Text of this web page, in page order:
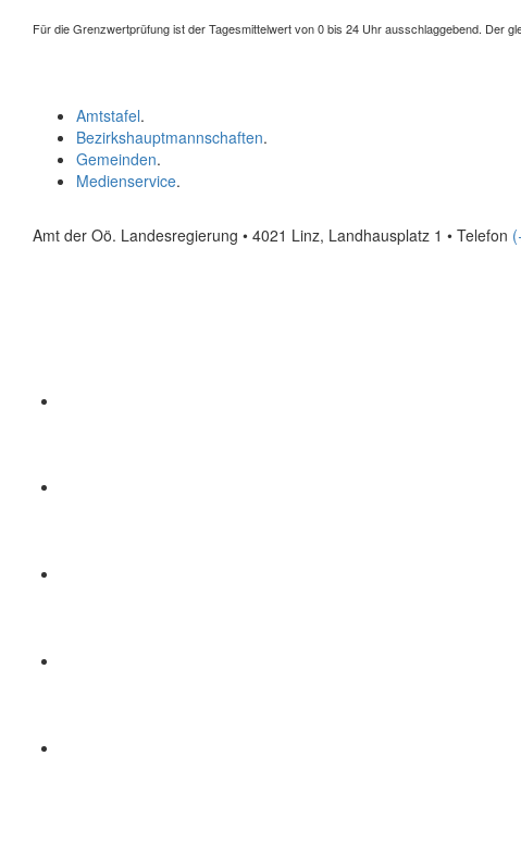
Für die Grenzwertprüfung ist der Tagesmittelwert von 0 bis 24 Uhr ausschlaggebend. Der
Amtstafel.
Bezirkshauptmannschaften.
Gemeinden.
Medienservice.
Amt der Oö. Landesregierung • 4021 Linz, Landhausplatz 1 • Telefon